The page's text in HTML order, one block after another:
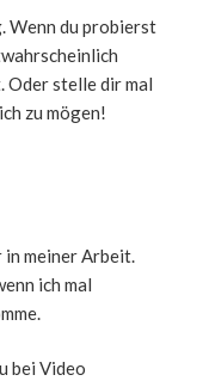
Wenn du probierst
Oder stelle dir mal
zu mögen!
meiner Arbeit.
ich mal
bei Video